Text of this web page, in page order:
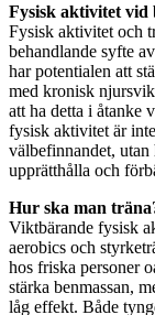
Fysisk aktivitet vid
Fysisk aktivitet och
behandlande syfte
har potentialen att
med kronisk
att ha detta i åtanke
fysisk aktivitet är
välbefinnandet,
upprätthålla och
Hur ska man
Viktbärande fysisk
aerobics och
hos friska personer
stärka benmassan,
låg effekt. Både